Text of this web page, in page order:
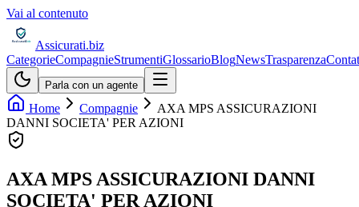
Vai al contenuto
Assicurati.biz
CategorieCompagnieStrumentiGlossarioBlogNewsTrasparenza
Parla con un agente
Home Compagnie
AXA MPS ASSICURAZIONI
DANNI SOCIETA' PER AZIONI
AXA MPS ASSICURAZIONI DANNI
SOCIETA' PER AZIONI